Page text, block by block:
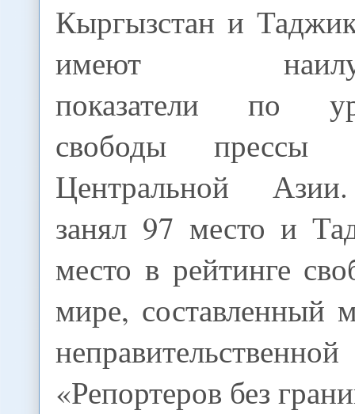
Кыргызстан и
имеют
показатели по
свободы прессы
Центральной
занял 97 место и
место в рейтинге
мире, составленный
«Репортеров без